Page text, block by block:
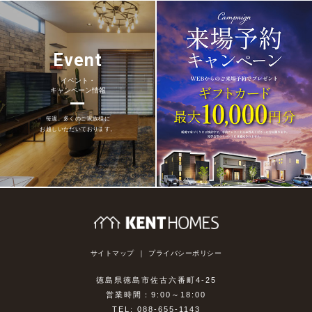
Event
イベント・
キャンペーン情報
毎週、多くのご家族様に
お越しいただいております。
サイトマップ プライバシーポリシー
徳島県徳島市佐古六番町4-25
営業時間：9:00～18:00
TEL: 088-655-1143